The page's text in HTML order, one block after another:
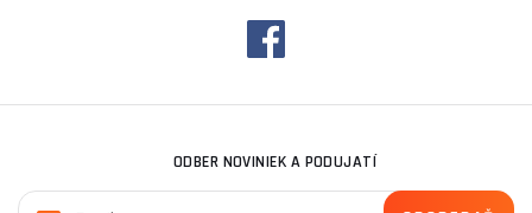
ODBER NOVINIEK A PODUJATÍ